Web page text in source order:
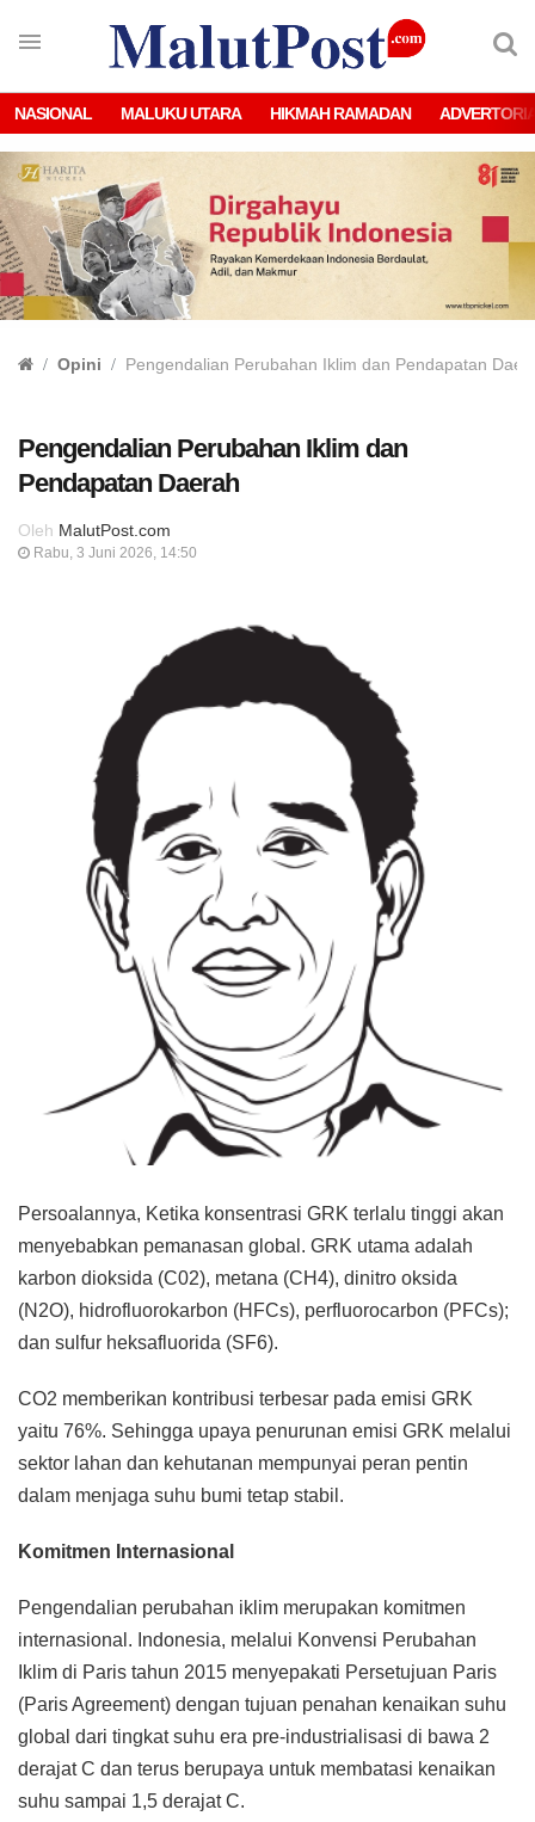
NASIONAL MALUKU UTARA HIKMAH RAMADAN
Opini Pengendalian Perubahan Iklim dan Pendapatan
Pengendalian Perubahan Iklim dan
Pendapatan Daerah
Oleh MalutPost.com
Rabu, 3 Juni 2026, 14:50
Persoalannya, Ketika konsentrasi GRK terlalu tinggi akan
menyebabkan pemanasan global. GRK utama adalah
karbon dioksida (C02), metana (CH4), dinitro oksida
(N2O), hidrofluorokarbon (HFCs), perfluorocarbon (PFCs);
dan sulfur heksafluorida (SF6).
CO2 memberikan kontribusi terbesar pada emisi GRK
yaitu 76%. Sehingga upaya penurunan emisi GRK melalui
sektor lahan dan kehutanan mempunyai peran pentin
dalam menjaga suhu bumi tetap stabil.
Komitmen Internasional
Pengendalian perubahan iklim merupakan komitmen
internasional. Indonesia, melalui Konvensi Perubahan
Iklim di Paris tahun 2015 menyepakati Persetujuan Paris
(Paris Agreement) dengan tujuan penahan kenaikan suhu
global dari tingkat suhu era pre-industrialisasi di bawa 2
derajat C dan terus berupaya untuk membatasi kenaikan
suhu sampai 1,5 derajat C.